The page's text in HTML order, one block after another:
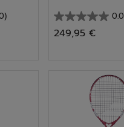
0.0
0.0
sur
249,95 €